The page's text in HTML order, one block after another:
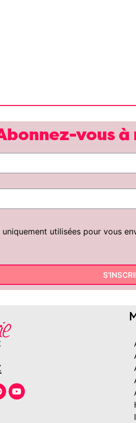
vous
utilisées pour vous